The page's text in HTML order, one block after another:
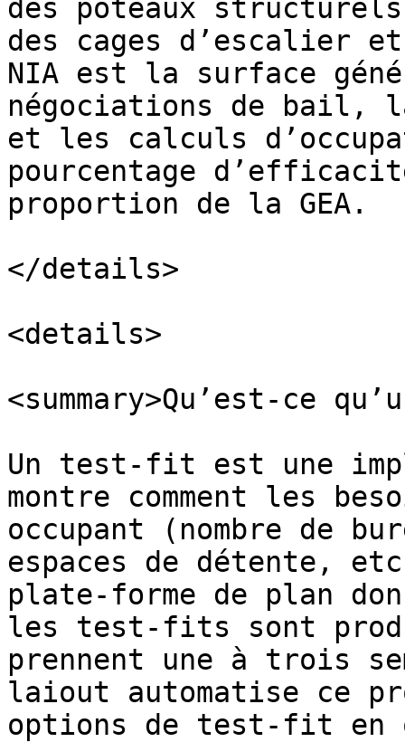
des poteaux
des cages d’escalier
NIA est la surface
négociations de bail,
et les calculs
pourcentage
proportion de la GEA.
</details>
<details>
<summary>Qu’est-ce
Un test-fit est une
montre comment les
occupant (nombre de
espaces de détente,
plate-forme de plan
les test-fits sont
prennent une à trois
laiout automatise ce
options de test-fit en